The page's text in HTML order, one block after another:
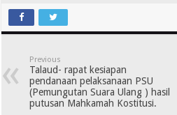
Previous
Talaud- rapat kesiapan
pendanaan pelaksanaan PSU
(Pemungutan Suara Ulang ) hasil
putusan Mahkamah Kostitusi.